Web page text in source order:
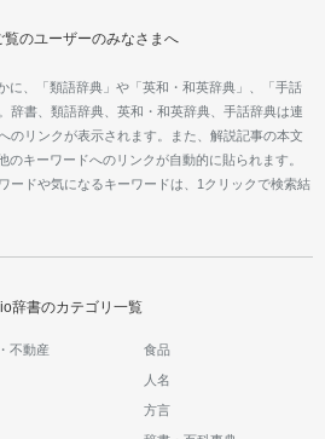
のユーザーのみなさまへ
に、「類語辞典」や「英和・和英辞典」、「手話
辞書、類語辞典、英和・和英辞典、手話辞典は連
のリンクが表示されます。また、解説記事の本文
のキーワードへのリンクが自動的に貼られます。
ードや気になるキーワードは、1クリックで検索結
辞書のカテゴリ一覧
不動産 食品
人名
方言